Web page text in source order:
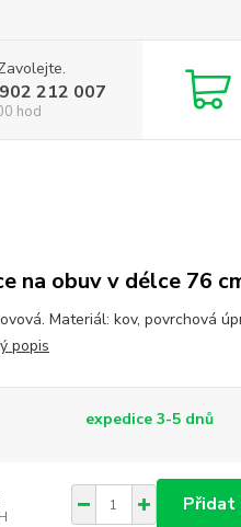
212 007
hod
na obuv v délce 76
Materiál: kov, povrchová
popis
expedice 3-5 dnů
Přidat